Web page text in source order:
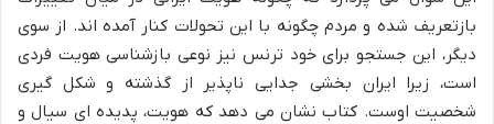
بازتعریف شده و مردم چگونه با این تحولات کنار آمده اند. از سوی
دیگر، این جستجو برای خود ترنس نیز نوعی بازشناسی هویت فردی
است، زیرا ایران بخشی جدایی ناپذیر از گذشته و شکل گیری
شخصیت اوست. کتاب نشان می دهد که هویت، پدیده ای سیال و